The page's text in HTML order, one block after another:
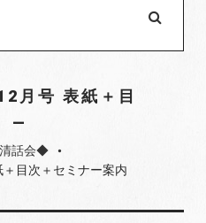
月号 表紙＋目
話会◆ fiber_manual_record
＋目次＋セミナー案内